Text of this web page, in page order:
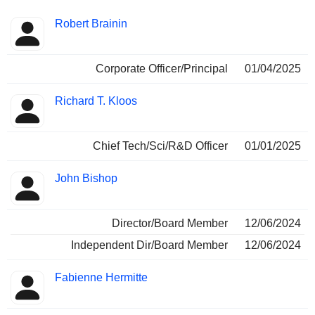
Insider
Funciones
Robert Brainin
Corporate Officer/Principal 01/04/2025
Richard T. Kloos
Chief Tech/Sci/R&D Officer 01/01/2025
John Bishop
Director/Board Member
12/06/2024
Independent Dir/Board Member
12/06/2024
Fabienne Hermitte